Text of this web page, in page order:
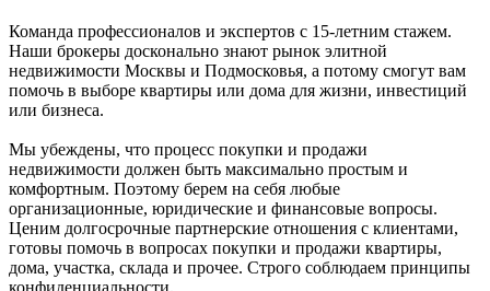
Команда профессионалов и экспертов с 15-летним стажем.
Наши брокеры досконально знают рынок элитной
недвижимости Москвы и Подмосковья, а потому смогут вам
помочь в выборе квартиры или дома для жизни, инвестиций
или бизнеса.
Мы убеждены, что процесс покупки и продажи
недвижимости должен быть максимально простым и
комфортным. Поэтому берем на себя любые
организационные, юридические и финансовые вопросы.
Ценим долгосрочные партнерские отношения с клиентами,
готовы помочь в вопросах покупки и продажи квартиры,
дома, участка, склада и прочее. Строго соблюдаем принципы
конфиденциальности.